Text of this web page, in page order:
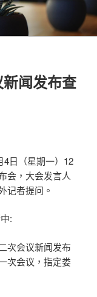
闻发布查
4日（星期一）12
会，大会发言人
记者提问。
:
次会议新闻发布
次会议，指定娄